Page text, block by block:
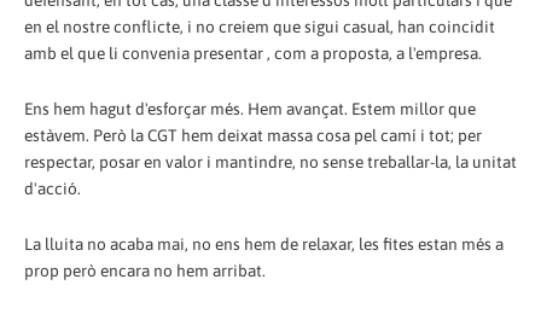
en el nostre conflicte, i no creiem que sigui casual, han coincidit
amb el que li convenia presentar , com a proposta, a l'empresa.
Ens hem hagut d'esforçar més. Hem avançat. Estem millor que
estàvem. Però la CGT hem deixat massa cosa pel camí i tot; per
respectar, posar en valor i mantindre, no sense treballar-la, la unitat
d'acció.
La lluita no acaba mai, no ens hem de relaxar, les fites estan més a
prop però encara no hem arribat.